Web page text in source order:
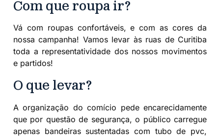
Com que roupa ir?
Vá com roupas confortáveis, e com as cores da
nossa campanha! Vamos levar às ruas de Curitiba
toda a representatividade dos nossos movimentos
e partidos!
O que levar?
A organização do comício pede encarecidamente
que por questão de segurança, o público carregue
apenas bandeiras sustentadas com tubo de pvc,